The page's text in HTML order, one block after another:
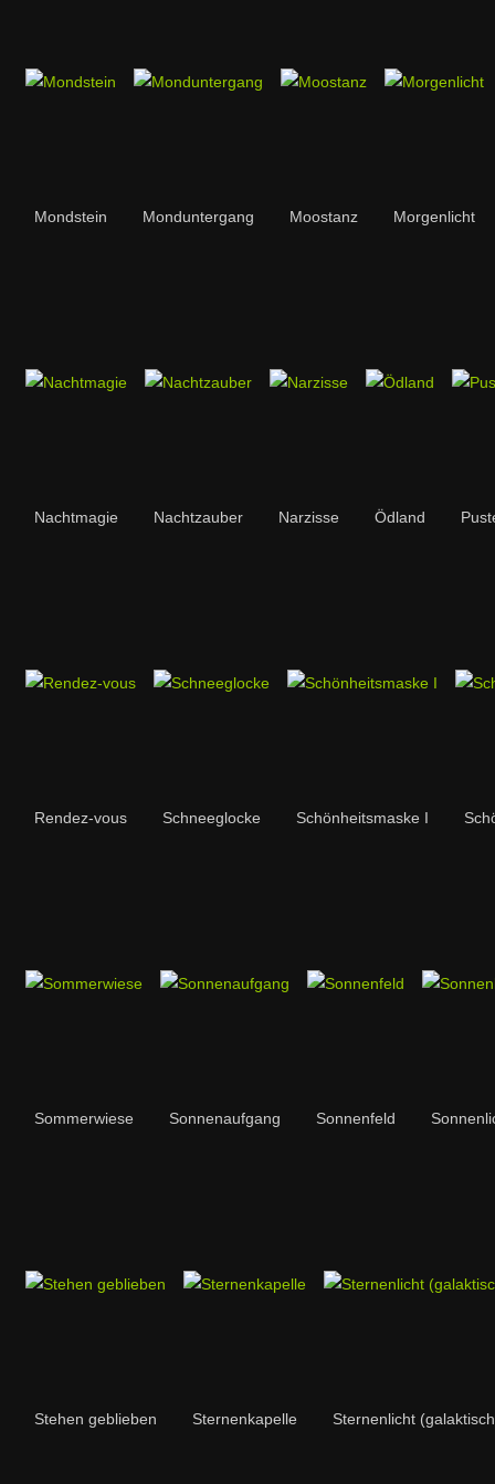
Mondstein Monduntergang Moostanz Morgenlicht
Nachtmagie Nachtzauber Narzisse Ödland
Rendez-vous Schneeglocke Schönheitsmaske I
Sommerwiese Sonnenaufgang Sonnenfeld
Stehen geblieben Sternenkapelle Sternenlicht